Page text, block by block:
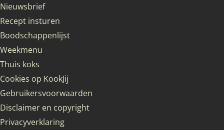
Nieuwsbrief
Recept insturen
Boodschappenlijst
Weekmenu
Thuis koks
Cookies op KookJij
Gebruikersvoorwaarden
Disclaimer en copyright
Privacyverklaring